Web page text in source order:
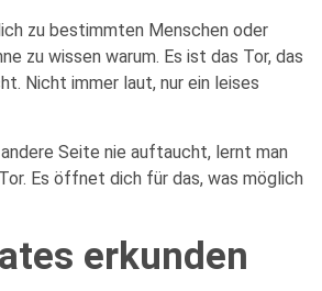
zu bestimmten Menschen oder
zu wissen warum. Es ist das Tor, das
Nicht immer laut, nur ein leises
Seite nie auftaucht, lernt man
Es öffnet dich für das, was möglich
erkunden